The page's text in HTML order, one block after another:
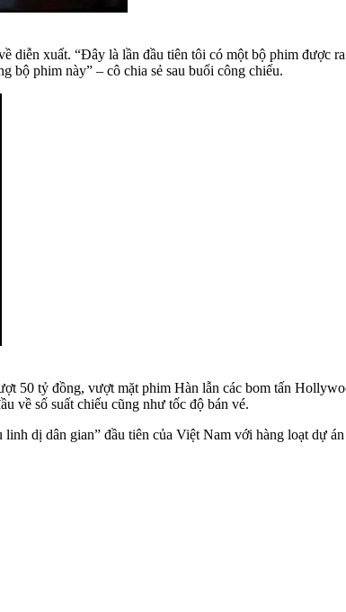
diễn xuất. “Đây là lần đầu tiên tôi có một bộ phim được
bộ phim này” – cô chia sẻ sau buổi công chiếu.
50 tỷ đồng, vượt mặt phim Hàn lẫn các bom tấn
về số suất chiếu cũng như tốc độ bán vé.
dị dân gian” đầu tiên của Việt Nam với hàng loạt dự